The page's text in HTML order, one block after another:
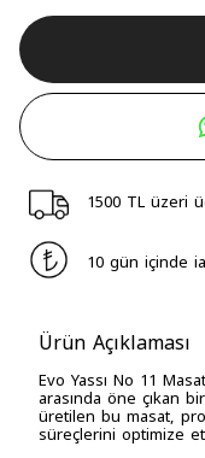
1500 TL üzeri
10 gün içinde
Ürün Açıklaması
Evo Yassı No 11
arasında öne çıkan
üretilen bu masat,
süreçlerini optimize